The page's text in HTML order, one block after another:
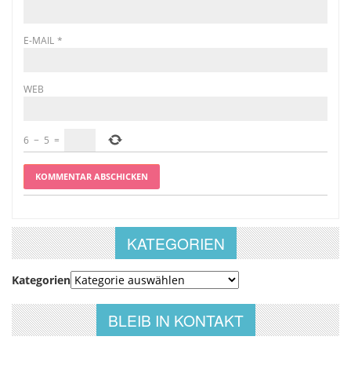
E-MAIL *
WEB
6 − 5 =
KATEGORIEN
Kategorien
BLEIB IN KONTAKT